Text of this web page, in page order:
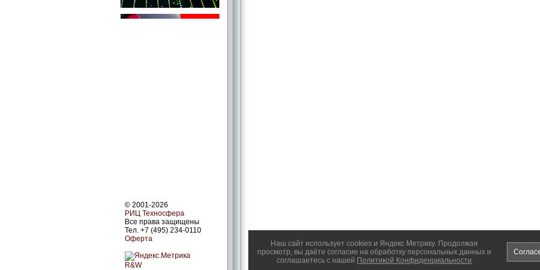
Наш сайт использует cookies и Яндекс Метрику. Продолжая
просмотр, вы даёте согласие на обработку персональных данных и
соглашаетесь с нашей Политикой Конфиденциальности
© 2001-2026
РИЦ Техносфера
Все права защищены
Тел. +7 (495) 234-0110
Оферта
R&W